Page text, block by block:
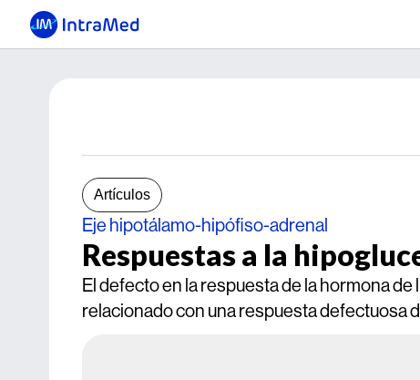
Artículos
Eje hipotálamo-hipófiso-adrenal
Respuestas a la
El defecto en la respuesta de la hormona
relacionado con una respuesta defectuosa